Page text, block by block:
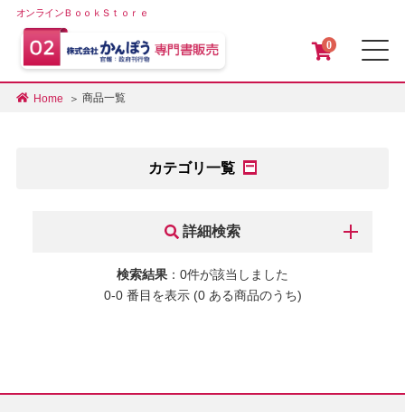
オンラインＢｏｏｋＳｔｏｒｅ
0
Home 商品一覧
カテゴリ一覧
詳細検索
検索結果 ：0件が該当しました
0-0 番目を表示 (0 ある商品のうち)